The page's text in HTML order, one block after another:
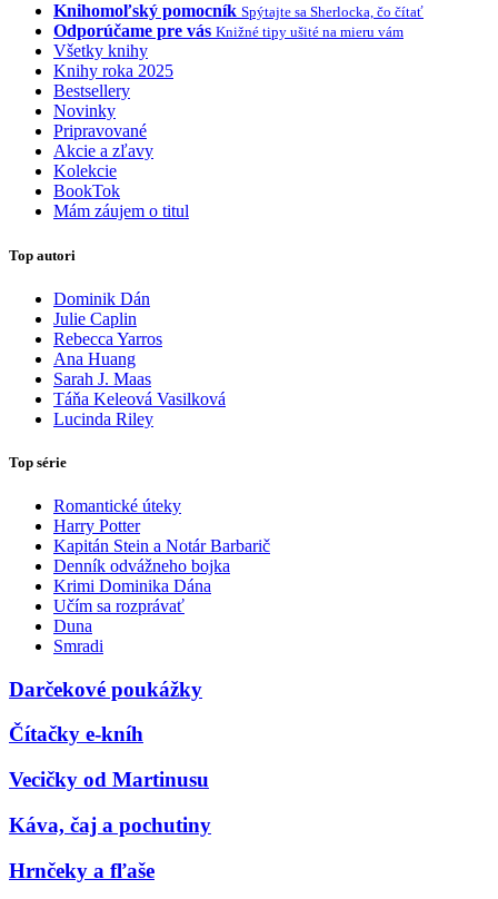
Knihomoľský pomocník Spýtajte sa Sherlocka, čo čítať
Odporúčame pre vás Knižné tipy ušité na mieru vám
Všetky knihy
Knihy roka 2025
Bestsellery
Novinky
Pripravované
Akcie a zľavy
Kolekcie
BookTok
Mám záujem o titul
Top autori
Dominik Dán
Julie Caplin
Rebecca Yarros
Ana Huang
Sarah J. Maas
Táňa Keleová Vasilková
Lucinda Riley
Top série
Romantické úteky
Harry Potter
Kapitán Stein a Notár Barbarič
Denník odvážneho bojka
Krimi Dominika Dána
Učím sa rozprávať
Duna
Smradi
Darčekové poukážky
Čítačky e-kníh
Vecičky od Martinusu
Káva, čaj a pochutiny
Hrnčeky a fľaše